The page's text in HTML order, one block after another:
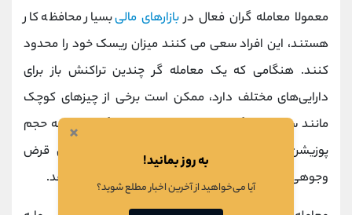
معمولا معامله گران فعال دربازارهای مالیبسیار محافظه کار
هستند، این افراد سعی می کنند میزان ریسک خود را محدود
کنند. هنگامی که یک معامله گر چندین تراکنش باز برای
دارایی‌های مختلف دارد، ممکن است برخی از چیزهای کوچک
مانند سوآپ سه گانه را از دست بدهد یا هنگام محاسبه حجم
پوزیشن اشتباه کند. در نتیجه این اشتباه و نبودن قرض
وجوهی، ممکن است معامله گر دارایی خود را از دست دهد.
×
به روز بمانید!
آیا می‌خواهید از آخرین اخبار مطلع شوید؟